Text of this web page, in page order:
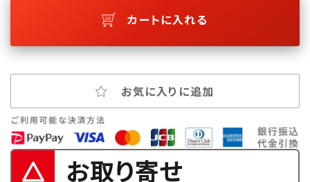
カートに入れる
お気に入りに追加
お取り寄せ